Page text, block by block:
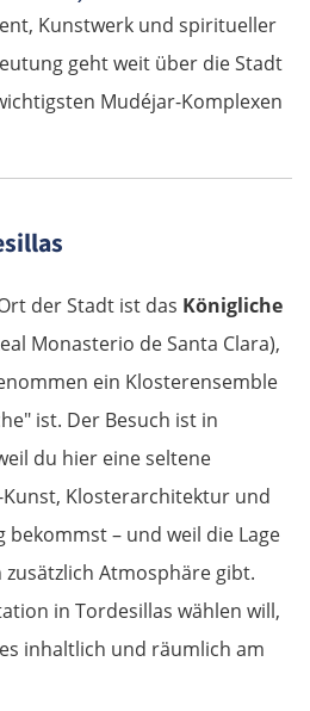
Kunstwerk und spiritueller
geht weit über die Stadt
Mudéjar-Komplexen
der Stadt ist das Königliche
Monasterio de Santa Clara),
ein Klosterensemble
ist. Der Besuch ist in
du hier eine seltene
Klosterarchitektur und
– und weil die Lage
Atmosphäre gibt.
in Tordesillas wählen will,
inhaltlich und räumlich am